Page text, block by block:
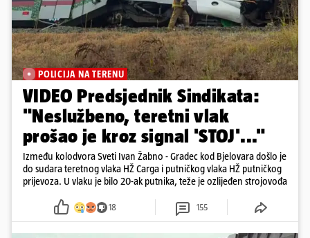
POLICIJA NA TERENU
VIDEO Predsjednik Sindikata:
"Neslužbeno, teretni vlak
prošao je kroz signal 'STOJ'..."
Između kolodvora Sveti Ivan Žabno - Gradec kod Bjelovara došlo je
do sudara teretnog vlaka HŽ Carga i putničkog vlaka HŽ putničkog
prijevoza. U vlaku je bilo 20-ak putnika, teže je ozlijeđen strojovođa
18 155